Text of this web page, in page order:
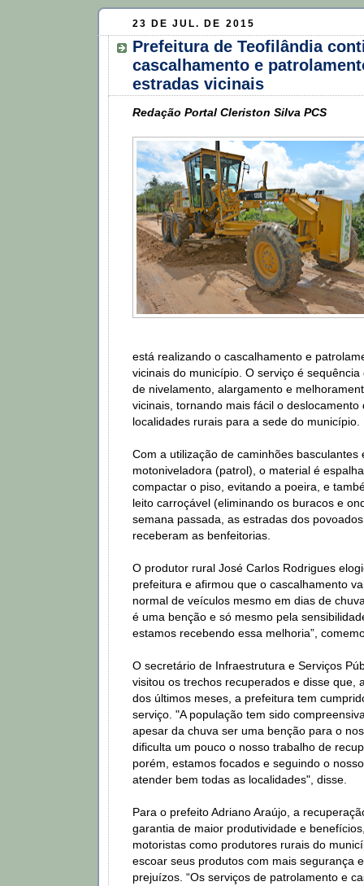
23 DE JUL. DE 2015
Prefeitura de Teofilândia
cascalhamento e
estradas vicinais
Redação Portal Cleriston Silva PCS
está realizando o cascalhamento e
vicinais do município. O serviço é
de nivelamento, alargamento e
vicinais, tornando mais fácil o
localidades rurais para a sede do município.
Com a utilização de caminhões basculantes
motoniveladora (patrol), o material é
compactar o piso, evitando a poeira, e
leito carroçável (eliminando os buracos e
semana passada, as estradas dos
receberam as benfeitorias.
O produtor rural José Carlos Rodrigues
prefeitura e afirmou que o cascalhamento
normal de veículos mesmo em dias de
é uma benção e só mesmo pela
estamos recebendo essa melhoria”,
O secretário de Infraestrutura e Serviços
visitou os trechos recuperados e disse que,
dos últimos meses, a prefeitura tem
serviço. "A população tem sido
apesar da chuva ser uma benção para o
dificulta um pouco o nosso trabalho de
porém, estamos focados e seguindo o
atender bem todas as localidades", disse.
Para o prefeito Adriano Araújo, a
garantia de maior produtividade e
motoristas como produtores rurais do
escoar seus produtos com mais segurança
prejuízos. “Os serviços de patrolamento e